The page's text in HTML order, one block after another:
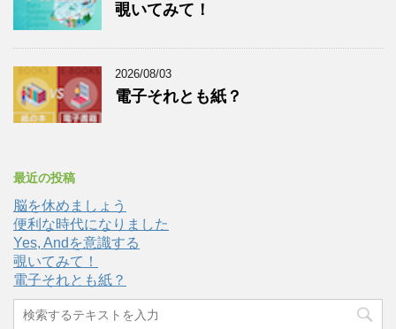
覗いてみて！
2026/08/03
電子それとも紙？
最近の投稿
脳を休めましょう
便利な時代になりました
Yes, Andを意識する
覗いてみて！
電子それとも紙？